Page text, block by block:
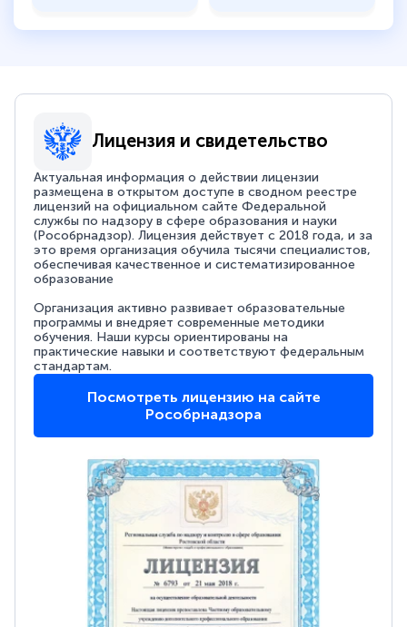
Лицензия и свидетельство
Актуальная информация о действии лицензии
размещена в открытом доступе в сводном реестре
лицензий на официальном сайте Федеральной
службы по надзору в сфере образования и науки
(Рособрнадзор). Лицензия действует с 2018 года, и за
это время организация обучила тысячи специалистов,
обеспечивая качественное и систематизированное
образование
Организация активно развивает образовательные
программы и внедряет современные методики
обучения. Наши курсы ориентированы на
практические навыки и соответствуют федеральным
стандартам.
Посмотреть лицензию на сайте
Рособрнадзора